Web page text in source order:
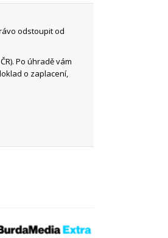
odstoupit od
Po úhradě vám
o zaplacení,